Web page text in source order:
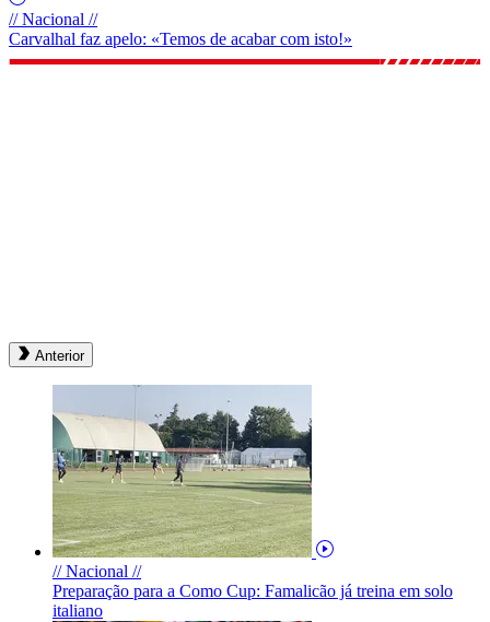
// Nacional //
Carvalhal faz apelo: «Temos de acabar com isto!»
Anterior
// Nacional //
Preparação para a Como Cup: Famalicão já treina em solo
italiano